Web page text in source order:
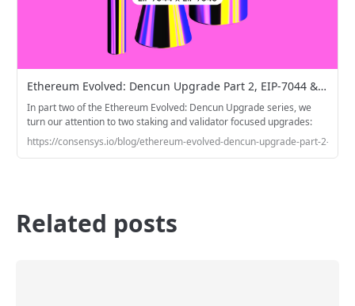
Ethereum Evolved: Dencun Upgrade Part 2, EIP-7044 & EIP-7045 | Consensys
In part two of the Ethereum Evolved: Dencun Upgrade series, we
turn our attention to two staking and validator focused upgrades:
EIP-7044 and EIP-7045.
https://consensys.io/blog/ethereum-evolved-dencun-upgrade-part-2-eip-
Related posts